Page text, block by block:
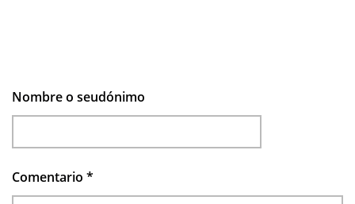
Nombre o seudónimo
Comentario *